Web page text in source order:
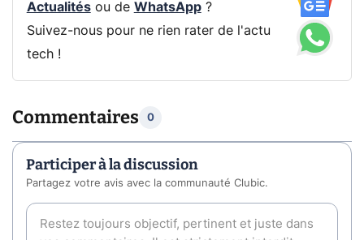
Actualitésou de WhatsApp?
Suivez-nous pour ne rien rater de l'actu
tech !
Commentaires 0
Participer à la discussion
Partagez votre avis avec la communauté Clubic.